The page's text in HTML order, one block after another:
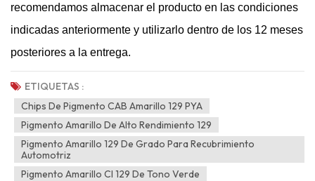
recomendamos almacenar el producto en las condiciones
indicadas anteriormente y utilizarlo dentro de los 12 meses
posteriores a la entrega.
ETIQUETAS :
Chips De Pigmento CAB Amarillo 129 PYA
Pigmento Amarillo De Alto Rendimiento 129
Pigmento Amarillo 129 De Grado Para Recubrimiento
Automotriz
Pigmento Amarillo CI 129 De Tono Verde